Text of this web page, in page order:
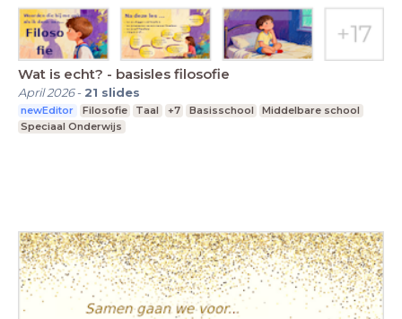
Wat is echt? - basisles filosofie
April 2026- 21 slides
newEditor Filosofie Taal +7 Basisschool
Middelbare school
Speciaal Onderwijs